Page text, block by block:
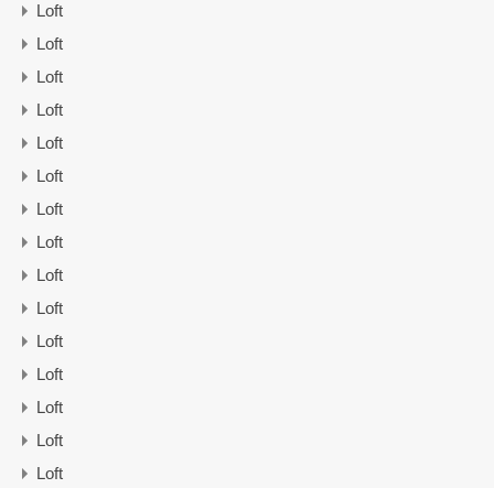
Loft
Loft
Loft
Loft
Loft
Loft
Loft
Loft
Loft
Loft
Loft
Loft
Loft
Loft
Loft